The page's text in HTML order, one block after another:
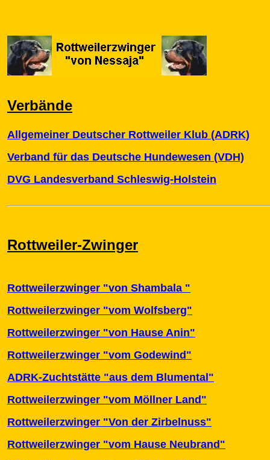
Verbände
Allgemeiner Deutscher Rottweiler Klub (ADRK)
Verband für das Deutsche Hundewesen (VDH)
DVG Landesverband Schleswig-Holstein
Rottweiler-Zwinger
Rottweilerzwinger "von Shambala "
Rottweilerzwinger "vom Wolfsberg"
Rottweilerzwinger "von Hause Anin"
Rottweilerzwinger "vom Godewind"
ADRK-Zuchtstätte "aus dem Blumental"
Rottweilerzwinger "vom Möllner Land"
Rottweilerzwinger "Von der Zirbelnuss"
Rottweilerzwinger "vom Hause Neubrand"